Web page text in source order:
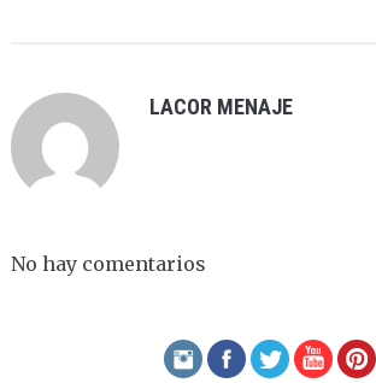
LACOR MENAJE
No hay comentarios